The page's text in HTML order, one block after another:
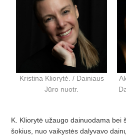
Kristina Kliorytė. / Dainiaus
Jūro nuotr.
K. Kliorytė užaugo dainuodama bei
šokius, nuo vaikystės dalyvavo dain